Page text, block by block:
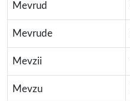
Mevrud
Mevrude
Mevzii
Mevzu